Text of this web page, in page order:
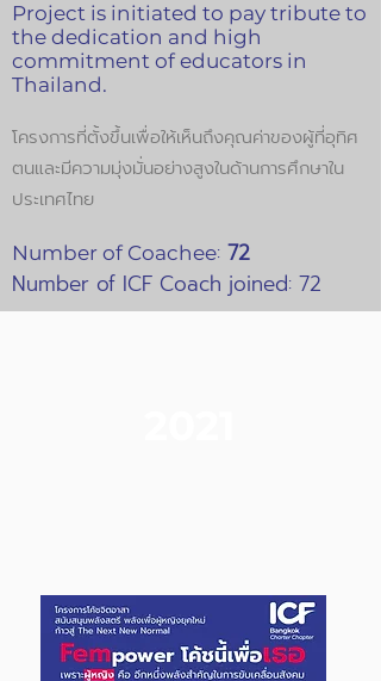
Project is initiated to pay tribute to
the dedication and high
commitment of educators in
Thailand.
โครงการที่ตั้งขึ้นเพื่อให้เห็นถึงคุณค่าของผู้ที่อุทิศ
ตนและมีความมุ่งมั่นอย่างสูงในด้านการศึกษาใน
ประเทศไทย
Number of Coachee: 72
Number of ICF Coach joined: 72